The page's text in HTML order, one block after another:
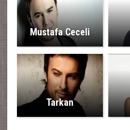
Mustafa Ceceli
Tarkan